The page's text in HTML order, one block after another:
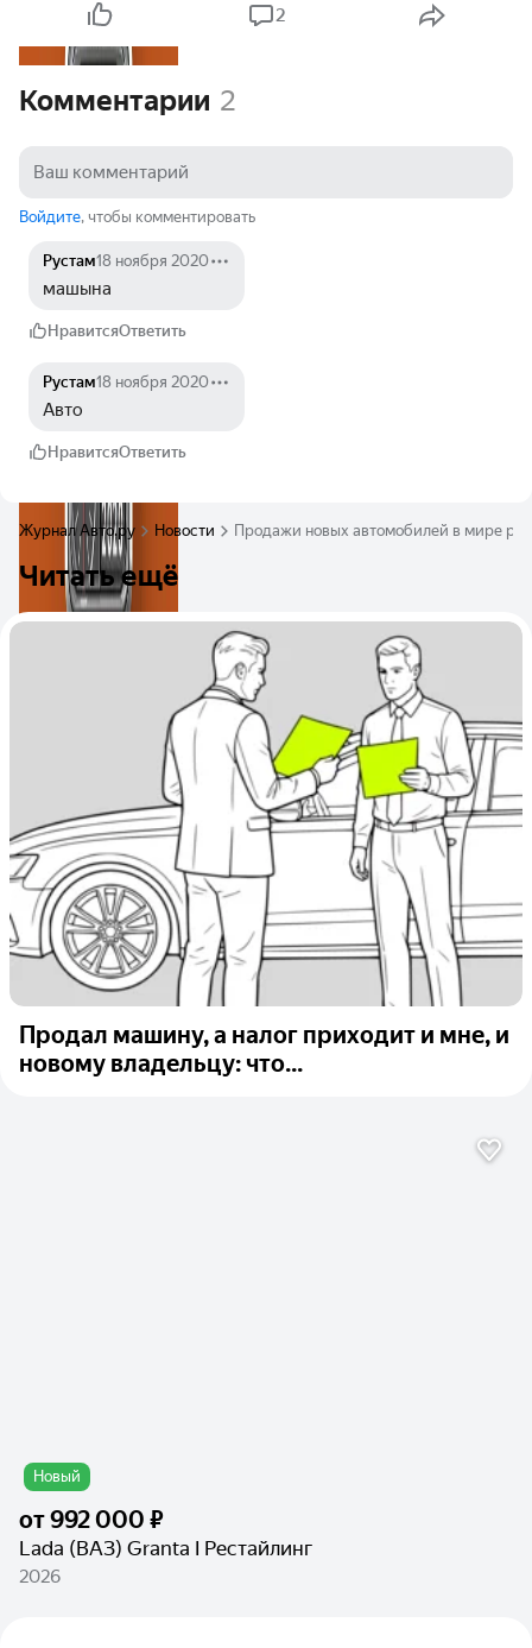
2
Комментарии 2
Войдите, чтобы комментировать
Рустам18 ноября 2020
машына
НравитсяОтветить
Рустам18 ноября 2020
Авто
НравитсяОтветить
Журнал Авто.ру Новости Продажи новых автомобилей в мире
Читать ещё
Продал машину, а налог приходит и мне, и
новому владельцу: что...
Новый
от992 000 ₽
Lada (ВАЗ) Granta I Рестайлинг
2026